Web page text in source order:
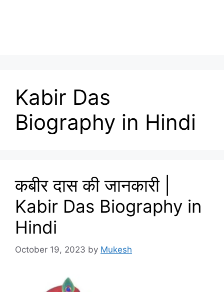
Kabir Das
Biography in Hindi
कबीर दास की जानकारी |
Kabir Das Biography in
Hindi
October 19, 2023 by Mukesh